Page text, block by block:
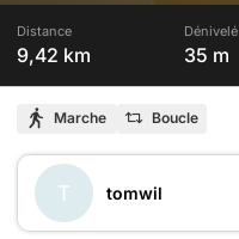
Distance
9,42 km 35 m
Marche Boucle
T tomwil